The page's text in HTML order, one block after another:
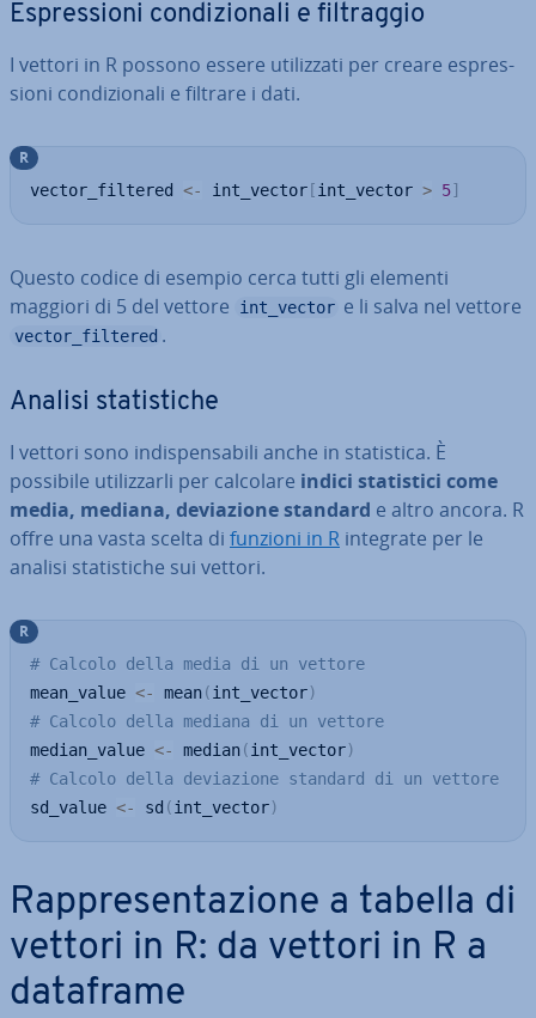
Espres­sio­ni con­di­zio­na­li e fil­trag­gio
I vettori in R possono essere uti­liz­za­ti per creare espres­
sio­ni con­di­zio­na­li e filtrare i dati.
vector_filtered <- int_vector [int_vector > 5]
R
Questo codice di esempio cerca tutti gli elementi
maggiori di 5 del vettore
int_vector e li salva nel vettore
vector_filtered .
Analisi sta­ti­sti­che
I vettori sono in­di­spen­sa­bi­li anche in sta­ti­sti­ca. È
possibile uti­liz­zar­li per calcolare indici sta­ti­sti­ci come
media, mediana, de­via­zio­ne standard e altro ancora. R
offre una vasta scelta di funzioni in R integrate per le
analisi sta­ti­sti­che sui vettori.
# Calcolo della media di un vettore
mean_value <- mean(int_vector)
# Calcolo della mediana di un vettore
median_value <- median(int_vector)
# Calcolo della deviazione standard di un vettore
sd_value <- sd (int_vector)
R
Rap­pre­sen­ta­zio­ne a tabella di
vettori in R: da vettori in R a
dataframe